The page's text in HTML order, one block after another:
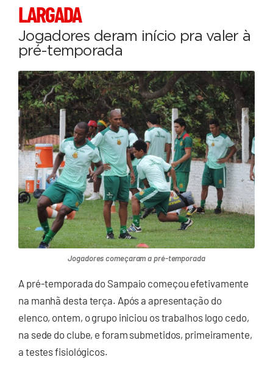
LARGADA
Jogadores deram início pra valer à
pré-temporada
Jogadores começaram a pré-temporada
A pré-temporada do Sampaio começou efetivamente
na manhã desta terça. Após a apresentação do
elenco, ontem, o grupo iniciou os trabalhos logo cedo,
na sede do clube, e foram submetidos, primeiramente,
a testes fisiológicos.